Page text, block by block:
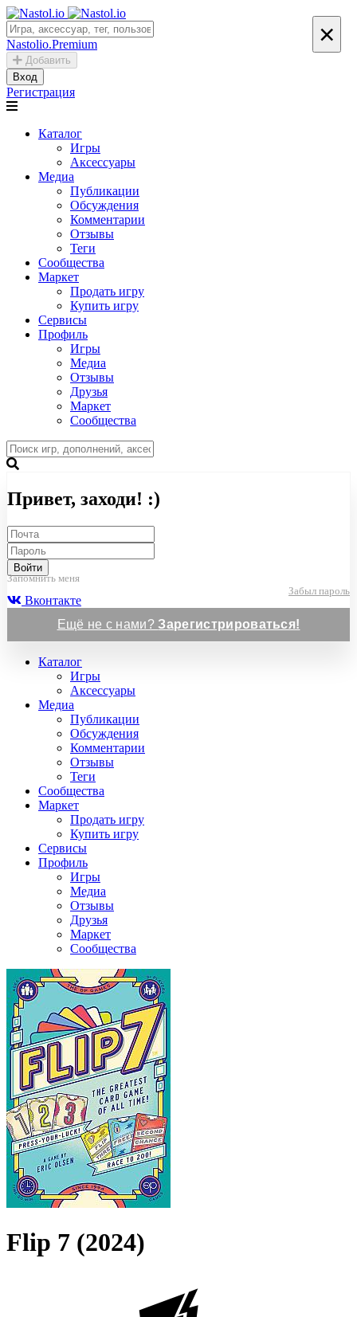
Nastolio.Premium
Добавить
Вход
Регистрация
Каталог
Игры
Аксессуары
Медиа
Публикации
Обсуждения
Комментарии
Отзывы
Теги
Сообщества
Маркет
Продать игру
Купить игру
Сервисы
Профиль
Игры
Медиа
Отзывы
Друзья
Маркет
Сообщества
×
Привет, заходи! :)
Войти
Запомнить меня
Забыл пароль
Вконтакте
Ещё не с нами?Зарегистрироваться!
Каталог
Игры
Аксессуары
Медиа
Публикации
Обсуждения
Комментарии
Отзывы
Теги
Сообщества
Маркет
Продать игру
Купить игру
Сервисы
Профиль
Игры
Медиа
Отзывы
Друзья
Маркет
Сообщества
Flip 7 (2024)